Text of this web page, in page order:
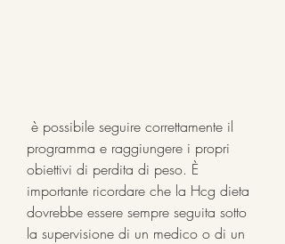
programma e raggiungere i propri
obiettivi di perdita di peso. È
importante ricordare che la Hcg dieta
dovrebbe essere sempre seguita sotto
la supervisione di un medico o di un